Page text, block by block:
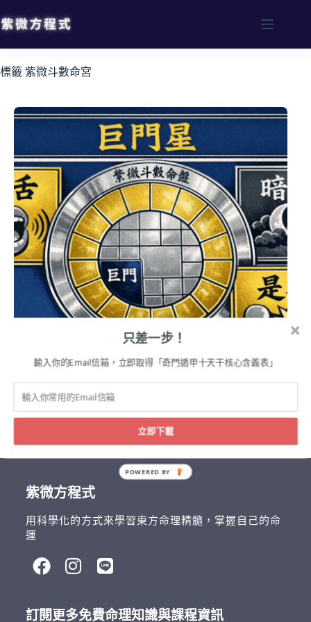
標籤 紫微斗數命宮
紫微方程式
用科學化的方式來學習東方命理精髓，掌握自己的命
運
訂閱更多免費命理知識與課程資訊
只差一步！
輸入你的Email信箱，立即取得「奇門遁甲十天干核心含義表」
立即下載
POWERED BY